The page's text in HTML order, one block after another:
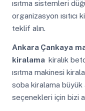
ısıtma sistemleri
organizasyon
teklif alın.
Ankara Çankaya
kiralama kiralık
ısıtma makinesi
soba kiralama büyük
seçenekleri için bizi